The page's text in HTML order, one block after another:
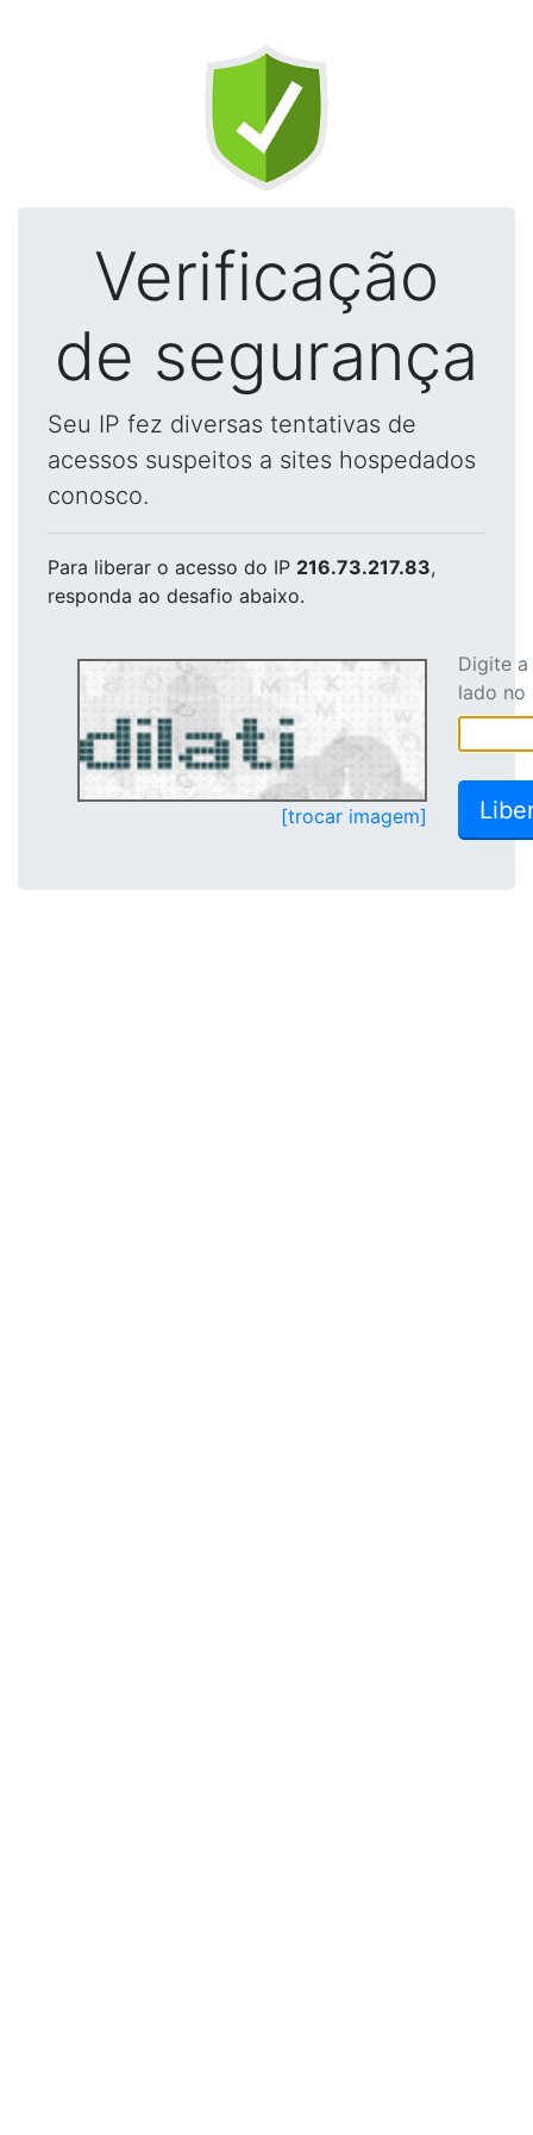
Verificação
de segurança
Seu IP fez diversas tentativas de
acessos suspeitos a sites hospedados
conosco.
Para liberar o acesso do IP 216.73.217.83,
responda ao desafio abaixo.
[trocar imagem]
Digite
lado no